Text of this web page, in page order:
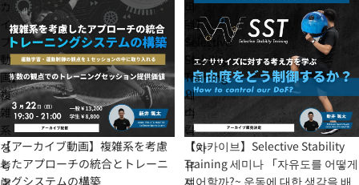
모
데
킬,
디
자
인
스
킬
カ
イ
ブ
動
画】
複
雑
系
を
考
【アーカイブ動画】複雑系を考慮
したアプローチの統合とトレーニ
ングシステムの構築
이
브】
Selective
Stability
Training
세
미
나
「자
유
【아카이브】Selective Stability
Training 세미나 「자유도를 어떻게
제어할까?~ 운동에 대한 생각을 배